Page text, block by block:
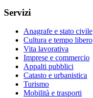
Servizi
Anagrafe e stato civile
Cultura e tempo libero
Vita lavorativa
Imprese e commercio
Appalti pubblici
Catasto e urbanistica
Turismo
Mobilità e trasporti